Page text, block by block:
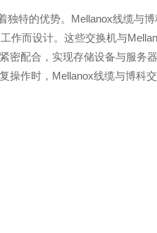
独特的优势。Mellanox线缆与
作而设计。这些交换机与
密配合，实现存储设备与服务
操作时，Mellanox线缆与博科